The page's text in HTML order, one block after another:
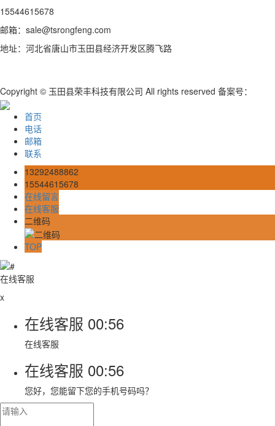
15544615678
邮箱：sale@tsrongfeng.com
地址：河北省唐山市玉田县经济开发区腾飞路
Copyright © 玉田县荣丰科技有限公司 All rights reserved 备案号：
首页
电话
邮箱
联系
13292488862
15544615678
在线留言
在线客服
二维码
TOP
在线客服
x
在线客服 00:56
在线客服
在线客服 00:56
您好，您能留下您的手机号码吗？